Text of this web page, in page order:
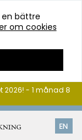
en bättre
om cookies
EN
2026! - 1 månad 8